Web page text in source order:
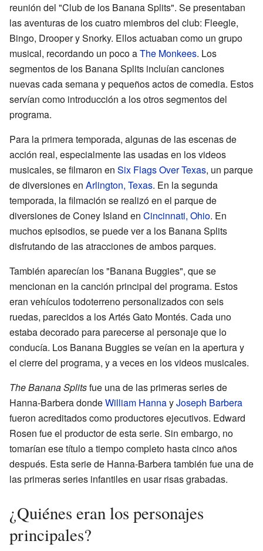
reunión del "Club de los Banana Splits". Se presentaban
las aventuras de los cuatro miembros del club: Fleegle,
Bingo, Drooper y Snorky. Ellos actuaban como un grupo
musical, recordando un poco aThe Monkees. Los
segmentos de los Banana Splits incluían canciones
nuevas cada semana y pequeños actos de comedia. Estos
servían como introducción a los otros segmentos del
programa.
Para la primera temporada, algunas de las escenas de
acción real, especialmente las usadas en los videos
musicales, se filmaron en Six Flags Over Texas, un parque
de diversiones en Arlington, Texas. En la segunda
temporada, la filmación se realizó en el parque de
diversiones de Coney Island en Cincinnati, Ohio. En
muchos episodios, se puede ver a los Banana Splits
disfrutando de las atracciones de ambos parques.
También aparecían los "Banana Buggies", que se
mencionan en la canción principal del programa. Estos
eran vehículos todoterreno personalizados con seis
ruedas, parecidos a los Artés Gato Montés. Cada uno
estaba decorado para parecerse al personaje que lo
conducía. Los Banana Buggies se veían en la apertura y
el cierre del programa, y a veces en los videos musicales.
The Banana Splitsfue una de las primeras series de
Hanna-Barbera dondeWilliam HannayJoseph Barbera
fueron acreditados como productores ejecutivos. Edward
Rosen fue el productor de esta serie. Sin embargo, no
tomarían ese título a tiempo completo hasta cinco años
después. Esta serie de Hanna-Barbera también fue una de
las primeras series infantiles en usar risas grabadas.
¿Quiénes eran los personajes
principales?